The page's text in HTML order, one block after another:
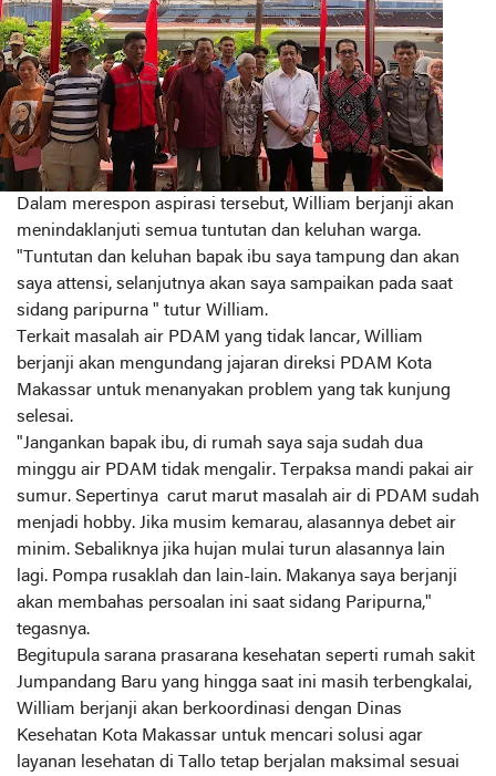
Dalam merespon aspirasi tersebut, William berjanji akan
menindaklanjuti semua tuntutan dan keluhan warga.
"Tuntutan dan keluhan bapak ibu saya tampung dan akan
saya attensi, selanjutnya akan saya sampaikan pada saat
sidang paripurna " tutur William.
Terkait masalah air PDAM yang tidak lancar, William
berjanji akan mengundang jajaran direksi PDAM Kota
Makassar untuk menanyakan problem yang tak kunjung
selesai.
"Jangankan bapak ibu, di rumah saya saja sudah dua
minggu air PDAM tidak mengalir. Terpaksa mandi pakai air
sumur. Sepertinya carut marut masalah air di PDAM sudah
menjadi hobby. Jika musim kemarau, alasannya debet air
minim. Sebaliknya jika hujan mulai turun alasannya lain
lagi. Pompa rusaklah dan lain-lain. Makanya saya berjanji
akan membahas persoalan ini saat sidang Paripurna,"
tegasnya.
Begitupula sarana prasarana kesehatan seperti rumah sakit
Jumpandang Baru yang hingga saat ini masih terbengkalai,
William berjanji akan berkoordinasi dengan Dinas
Kesehatan Kota Makassar untuk mencari solusi agar
layanan lesehatan di Tallo tetap berjalan maksimal sesuai